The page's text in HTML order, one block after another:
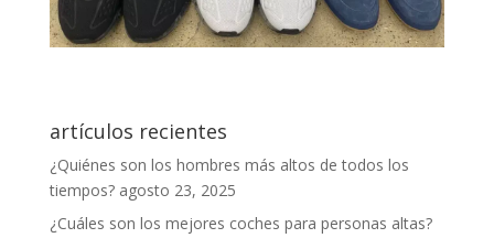
artículos recientes
¿Quiénes son los hombres más altos de todos los
tiempos? agosto 23, 2025
¿Cuáles son los mejores coches para personas altas?